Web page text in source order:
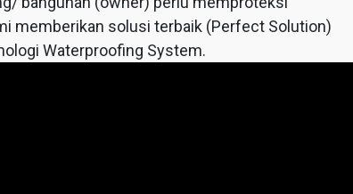
memberikan solusi terbaik (Perfect Solution)
Waterproofing System.